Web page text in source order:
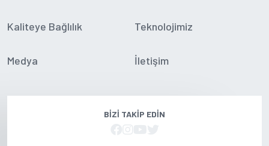
Kaliteye Bağlılık Teknolojimiz
Medya İletişim
BIZI TAKIP EDIN